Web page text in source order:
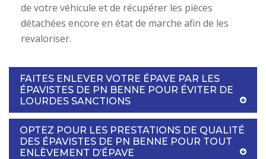
de votre véhicule et de récupérer les pièces
détachées encore en état de marche afin de les
revaloriser.
FAITES ENLEVER VOTRE ÉPAVE PAR LES
ÉPAVISTES DE PN BENNE POUR ÉVITER DE
LOURDES SANCTIONS
OPTEZ POUR LES PRESTATIONS DE QUALITÉ
DES ÉPAVISTES DE PN BENNE POUR TOUT
ENLÈVEMENT D’ÉPAVE